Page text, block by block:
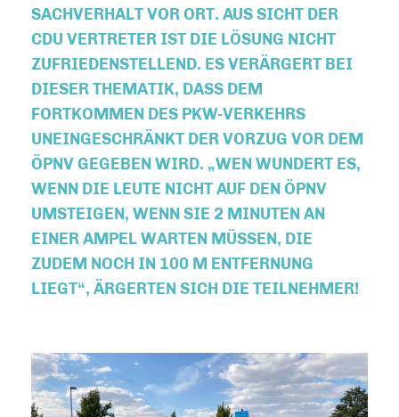
HVERHALT VOR ORT. AUS SICHT DER CDU
VERTRETER IST DIE LÖSUNG NICHT ZUF
RIEDENSTELLEND. ES VERÄRGERT BEI DIE
SER THEMATIK, DASS DEM FOR
TKOMMEN DES PKW-VERKEHRS UNE
INGESCHRÄNKT DER VORZUG VOR DEM ÖPN
V GEGEBEN WIRD. „WEN WUNDERT ES, WEN
N DIE LEUTE NICHT AUF DEN ÖPNV UMS
TEIGEN, WENN SIE 2 MINUTEN AN EIN
ER AMPEL WARTEN MÜSSEN, DIE ZUD
EM NOCH IN 100 M ENTFERNUNG LIE
GT“, ÄRGERTEN SICH DIE TEILNEHMER!